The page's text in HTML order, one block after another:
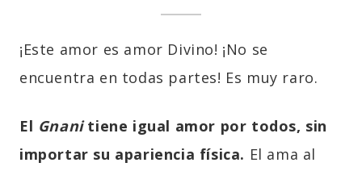
¡Este amor es amor Divino! ¡No se
encuentra en todas partes! Es muy raro.
El Gnanitiene igual amor por todos, sin
importar su apariencia física. El ama al